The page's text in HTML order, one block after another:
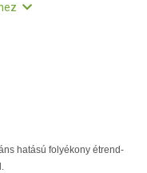
hatású folyékony étrend-